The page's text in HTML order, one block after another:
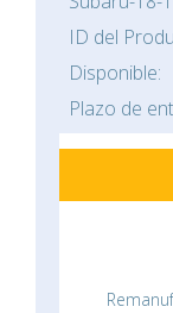
ID del
Disponible:
Plazo de